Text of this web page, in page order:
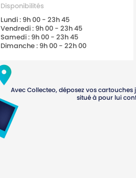
Disponibilités
Lundi : 9h 00 - 23h 45
Vendredi : 9h 00 - 23h 45
Samedi : 9h 00 - 23h 45
Dimanche : 9h 00 - 22h 00
Avec Collecteo, déposez vos
situéàpour lui